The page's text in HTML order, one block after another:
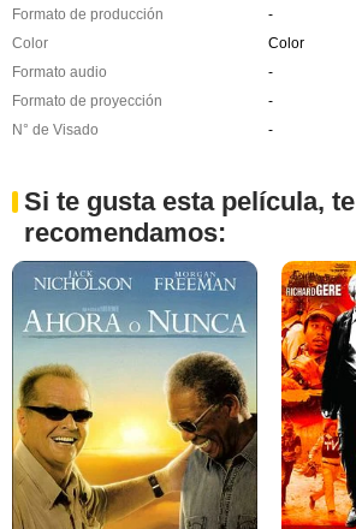
Formato de producción
-
Color
Color
Formato audio
-
Formato de proyección
-
N° de Visado
-
Si te gusta esta película, te
recomendamos: